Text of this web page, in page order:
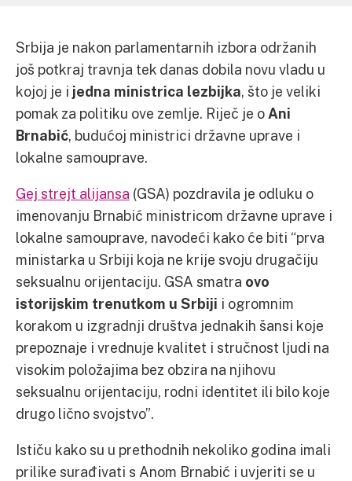
Srbija je nakon parlamentarnih izbora održanih
još potkraj travnja tek danas dobila novu vladu u
kojoj je i jedna ministrica lezbijka, što je veliki
pomak za politiku ove zemlje. Riječ je o Ani
Brnabić, budućoj ministrici državne uprave i
lokalne samouprave.
Gej strejt alijansa (GSA) pozdravila je odluku o
imenovanju Brnabić ministricom državne uprave i
lokalne samouprave, navodeći kako će biti “prva
ministarka u Srbiji koja ne krije svoju drugačiju
seksualnu orijentaciju. GSA smatra ovo
istorijskim trenutkom u Srbiji i ogromnim
korakom u izgradnji društva jednakih šansi koje
prepoznaje i vrednuje kvalitet i stručnost ljudi na
visokim položajima bez obzira na njihovu
seksualnu orijentaciju, rodni identitet ili bilo koje
drugo lično svojstvo”.
Ističu kako su u prethodnih nekoliko godina imali
prilike surađivati s Anom Brnabić i uvjeriti se u